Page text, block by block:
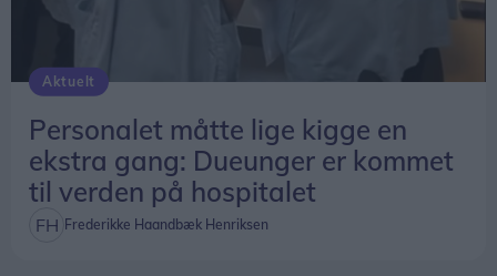
Aktuelt
Personalet måtte lige kigge en
ekstra gang: Dueunger er kommet
til verden på hospitalet
Frederikke Haandbæk Henriksen